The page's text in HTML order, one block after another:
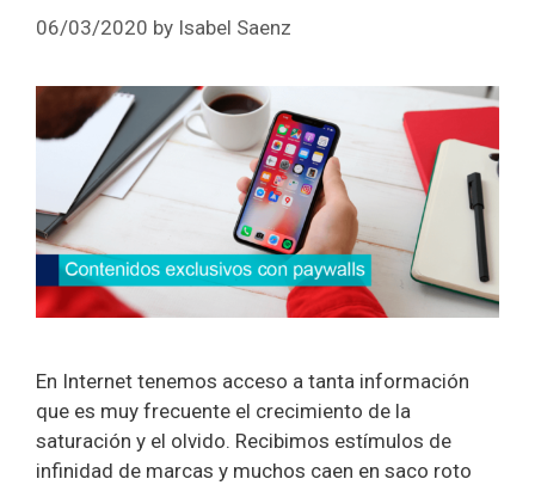
06/03/2020 by Isabel Saenz
En Internet tenemos acceso a tanta información
que es muy frecuente el crecimiento de la
saturación y el olvido. Recibimos estímulos de
infinidad de marcas y muchos caen en saco roto